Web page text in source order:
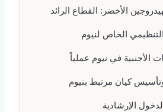
الأخضر: القطاع الرائد
الخاص لنيوم
في نيوم عملياً
كيان مرتبط بنيوم
الإرشادية